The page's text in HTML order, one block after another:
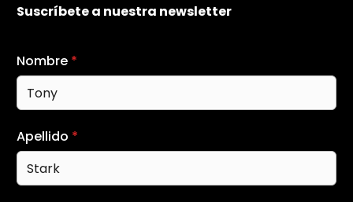
Suscríbete a nuestra newsletter
Nombre *
Apellido *